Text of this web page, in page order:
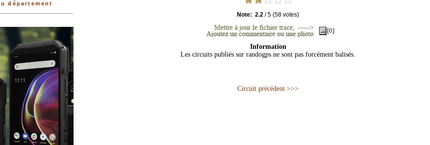
département
Note: 2.2 /5 (58 votes)
[0]
Information
Les circuits publiés sur randogps ne sont pas forcément balisés.
Circuit précédent >>>